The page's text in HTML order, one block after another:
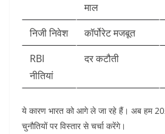
माल
निजी निवेश कॉर्पोरेट मजबूत
RBI
नीतियां
दर कटौती
ये कारण भारत को आगे ले जा रहे हैं। अब हम
चुनौतियों पर विस्तार से चर्चा करेंगे।